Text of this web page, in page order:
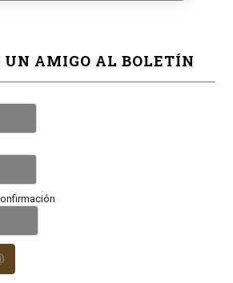
UN AMIGO AL BOLETÍN